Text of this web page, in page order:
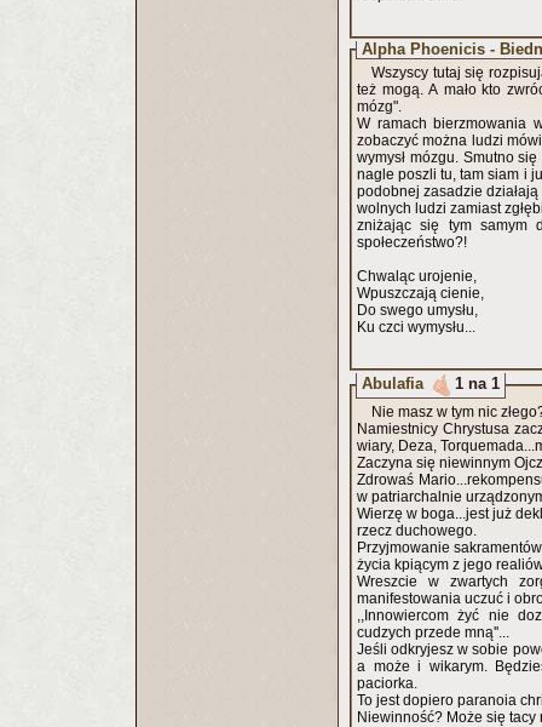
Alpha Phoenicis -
Wszyscy tutaj się
też mogą. A mało kto
mózg".
W ramach bierzmowania
zobaczyć można ludzi
wymysł mózgu. Smutno
nagle poszli tu, tam siam i
podobnej zasadzie działają
wolnych ludzi zamiast
zniżając się tym samym
społeczeństwo?!
Chwaląc urojenie,
Wpuszczają cienie,
Do swego umysłu,
Ku czci wymysłu...
Abulafia 1 na 1
Nie masz w tym nic
Namiestnicy Chrystusa
wiary, Deza,
Zaczyna się niewinnym
Zdrowaś
w patriarchalnie
Wierzę w boga...jest już
rzecz duchowego.
Przyjmowanie
życia kpiącym z jego
Wreszcie w zwartych
manifestowania uczuć i
,,Innowiercom żyć nie
cudzych przede mną''...
Jeśli odkryjesz w sobie
a może i wikarym.
paciorka.
To jest dopiero paranoia
Niewinność? Może się